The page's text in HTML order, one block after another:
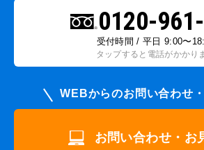
0120-
受付時間 / 平日 9:00〜
タップすると電話がかかり
WEBからのお問い合わせ
お問い合わせ・お